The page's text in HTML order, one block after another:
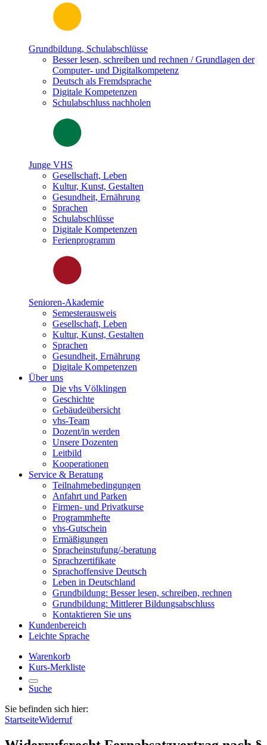
Grundbildung, Schulabschlüsse
Besser lesen, schreiben und rechnen / Grundlagen der
Computer- und Digitalkompetenz
Deutsch als Fremdsprache
Digitale Kompetenzen
Schulabschluss nachholen
Junge VHS
Gesellschaft, Leben
Kultur, Kunst, Gestalten
Gesundheit, Ernährung
Sprachen
Schulabschlüsse
Digitale Kompetenzen
Ferienprogramm
Senioren-Akademie
Semesterausweis
Gesellschaft, Leben
Kultur, Kunst, Gestalten
Sprachen
Gesundheit, Ernährung
Digitale Kompetenzen
Über uns
Die vhs Völklingen
Geschichte
Gebäudeübersicht
vhs-Team
Dozent/in werden
Unsere Dozenten
Leitbild
Kooperationen
Service & Beratung
Teilnahmebedingungen
Anfahrt und Parken
Firmen- und Privatkurse
Programmhefte
vhs-Gutschein
Ermäßigungen
Spracheinstufung/-beratung
Sprachzertifikate
Sprachoffensive Deutsch
Leben in Deutschland
Grundbildung: Besser lesen, schreiben, rechnen
Grundbildung: Mittlerer Bildungsabschluss
Kontaktieren Sie uns
Kundenbereich
Leichte Sprache
Warenkorb
Kurs-Merkliste
Suche
Sie befinden sich hier:
StartseiteWiderruf